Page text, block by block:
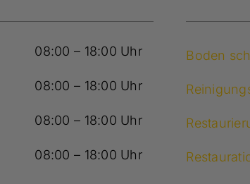
08:00 – 18:00 Uhr
08:00 – 18:00 Uhr
08:00 – 18:00 Uhr
08:00 – 18:00 Uhr
Boden